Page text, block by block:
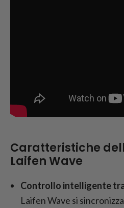
Caratteristiche
Laifen Wave
Controllo intelligente
Laifen Wave si